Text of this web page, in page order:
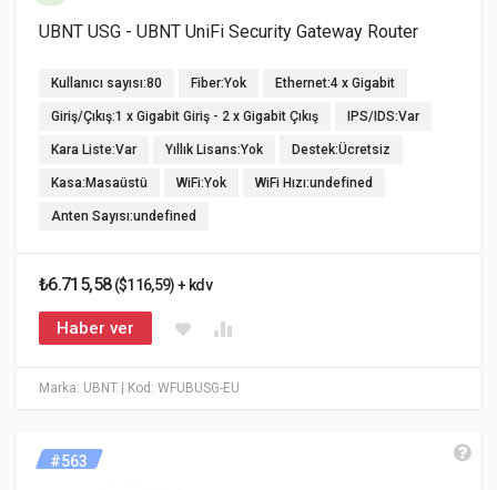
Marka: UBNT | Kod: WFUBUSG-EU
UBNT USG - UBNT UniFi Security Gateway Router
Kullanıcı sayısı:80 Fiber:Yok Ethernet:4 x Gigabit
Giriş/Çıkış:1 x Gigabit Giriş - 2 x Gigabit Çıkış IPS/IDS:Var
Kara Liste:Var Yıllık Lisans:Yok Destek:Ücretsiz
Kasa:Masaüstü WiFi:Yok WiFi Hızı:undefined
Anten Sayısı:undefined
₺6.715,58($116,59) + kdv
Haber ver
#563